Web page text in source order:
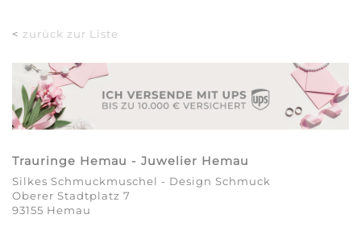
< zurück zur Liste
Trauringe Hemau - Juwelier Hemau
Silkes Schmuckmuschel - Design Schmuck
Oberer Stadtplatz 7
93155 Hemau